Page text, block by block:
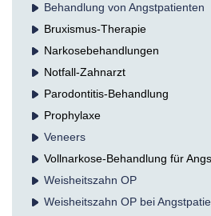
Behandlung von Angstpatienten
Bruxismus-Therapie
Narkosebehandlungen
Notfall-Zahnarzt
Parodontitis-Behandlung
Prophylaxe
Veneers
Vollnarkose-Behandlung für
Weisheitszahn OP
Weisheitszahn OP bei